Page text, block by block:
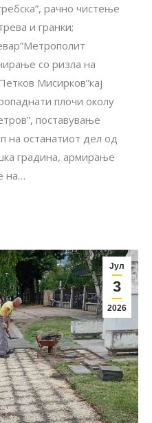
рачно чистење
и гранки;
со ризла на
Мисирков”кај
плочи околу
поставување
на останатиот дел од
градина, армирање
на…
Јул
3
2026